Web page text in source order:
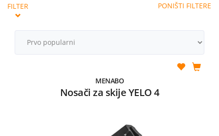
Akcije
Podrška
FILTER PONIŠTI FILTERE
MENABO
Nosači za skije YELO 4